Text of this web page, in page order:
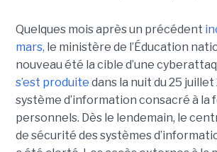
Quelques mois après un précédent
mars, le ministère de l’Éducation
nouveau été la cible d’une
s’est produite dans la nuit du 25
système d’information consacré à la
personnels. Dès le lendemain, le
de sécurité des systèmes